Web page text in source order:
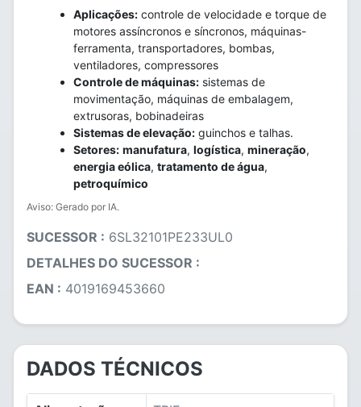
Aplicações: controle de velocidade e torque de
motores assíncronos e síncronos, máquinas-
ferramenta, transportadores, bombas,
ventiladores, compressores
Controle de máquinas: sistemas de
movimentação, máquinas de embalagem,
extrusoras, bobinadeiras
Sistemas de elevação: guinchos e talhas.
Setores: manufatura, logística, mineração,
energia eólica, tratamento de água,
petroquímico
Aviso: Gerado por IA.
SUCESSOR : 6SL32101PE233UL0
DETALHES DO SUCESSOR :
EAN : 4019169453660
DADOS TÉCNICOS